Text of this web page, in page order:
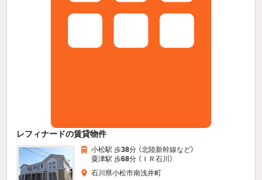
レフィナードの賃貸物件
小松駅 歩38分 （北陸新幹線など）
粟津駅 歩68分 （ＩＲ石川）
石川県小松市南浅井町